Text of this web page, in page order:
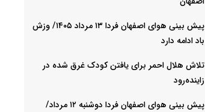
پیش بینی هوای اصفهان فردا ۱۳ مرداد ۱۴۰۵/ وزش
باد ادامه دارد
تلاش هلال احمر برای یافتن کودک غرق شده در
زاینده‌رود
پیش بینی هوای اصفهان فردا دوشنبه ۱۲ مرداد/